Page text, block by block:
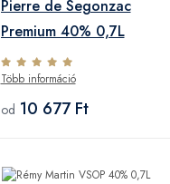
Pierre de Segonzac
Premium 40% 0,7L
Több információ
od 10 677 Ft